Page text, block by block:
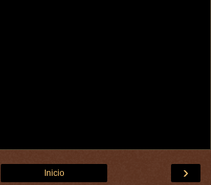
›
Inicio